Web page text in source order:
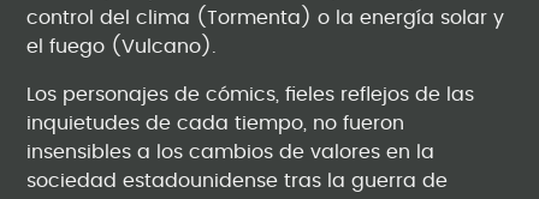
control del clima (Tormenta) o la energía solar y
el fuego (Vulcano).
Los personajes de cómics, fieles reflejos de las
inquietudes de cada tiempo, no fueron
insensibles a los cambios de valores en la
sociedad estadounidense tras la guerra de